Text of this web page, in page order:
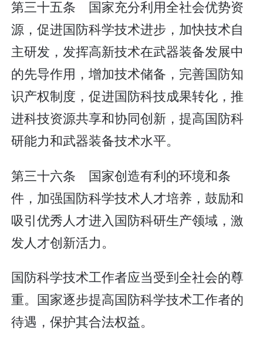
第三十五条 国家充分利用全社会优势资
源，促进国防科学技术进步，加快技术自
主研发，发挥高新技术在武器装备发展中
的先导作用，增加技术储备，完善国防知
识产权制度，促进国防科技成果转化，推
进科技资源共享和协同创新，提高国防科
研能力和武器装备技术水平。
第三十六条 国家创造有利的环境和条
件，加强国防科学技术人才培养，鼓励和
吸引优秀人才进入国防科研生产领域，激
发人才创新活力。
国防科学技术工作者应当受到全社会的尊
重。国家逐步提高国防科学技术工作者的
待遇，保护其合法权益。